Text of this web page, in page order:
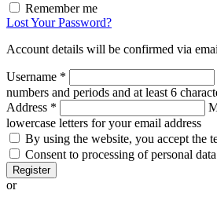
Remember me
Lost Your Password?
Account details will be confirmed via
Username *
numbers and periods and at least 6
Address *
lowercase letters for your email address
By using the website, you accept the
Consent to processing of personal data
Register
or